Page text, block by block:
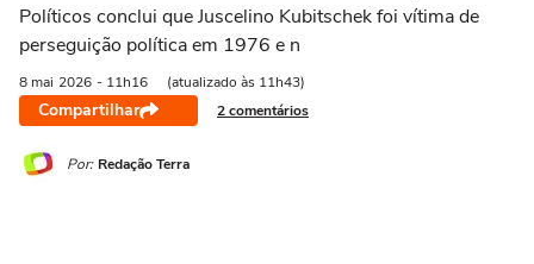
Políticos conclui que Juscelino Kubitschek foi vítima de
perseguição política em 1976 e n
8 mai 2026 - 11h16 (atualizado às 11h43)
Compartilhar 2 comentários
Por: Redação Terra